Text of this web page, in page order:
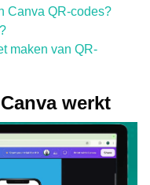
Canva QR-codes?
maken van QR-
werkt